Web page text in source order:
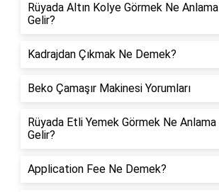
Rüyada Altın Kolye Görmek Ne Anlama
Gelir?
Kadrajdan Çıkmak Ne Demek?
Beko Çamaşır Makinesi Yorumları
Rüyada Etli Yemek Görmek Ne Anlama
Gelir?
Application Fee Ne Demek?